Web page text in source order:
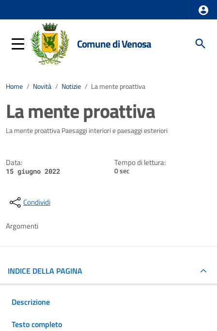
Comune di Venosa
Home / Novità / Notizie / La mente proattiva
La mente proattiva
Dettagli della notizia
La mente proattiva Paesaggi interiori e paesaggi esteriori
Data:
15 giugno 2022
Tempo di lettura:
0 sec
Condividi
Argomenti
INDICE DELLA PAGINA
Descrizione
Testo completo